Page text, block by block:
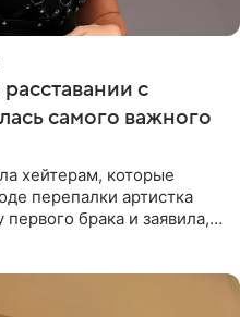
с
самого важного
хейтерам, которые
перепалки артистка
брака и заявила,